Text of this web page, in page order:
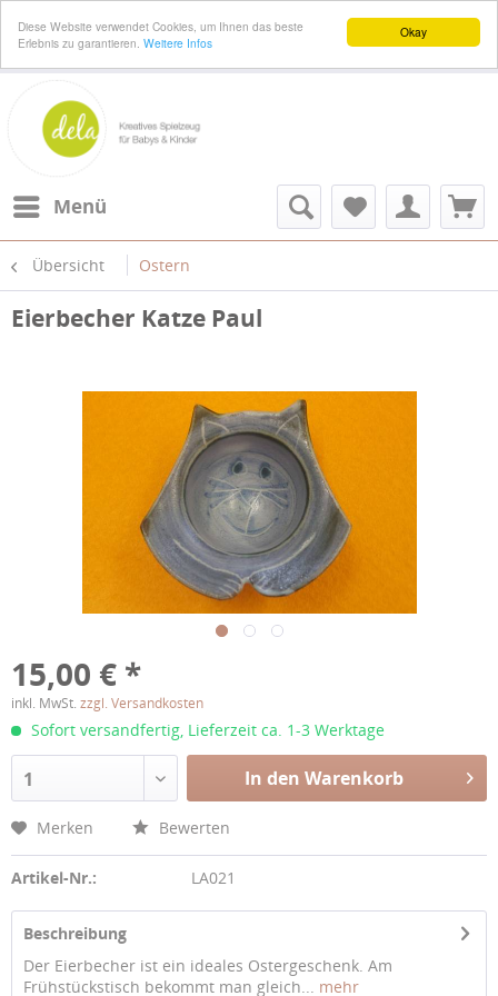
Okay
Diese Website verwendet Cookies, um Ihnen das beste
Erlebnis zu garantieren. Weitere Infos
Menü
Übersicht Ostern
Eierbecher Katze Paul
15,00 € *
inkl. MwSt. zzgl. Versandkosten
Sofort versandfertig, Lieferzeit ca. 1-3 Werktage
1 In den Warenkorb
Merken Bewerten
Artikel-Nr.: LA021
Beschreibung
Der Eierbecher ist ein ideales Ostergeschenk. Am
Frühstückstisch bekommt man gleich... mehr